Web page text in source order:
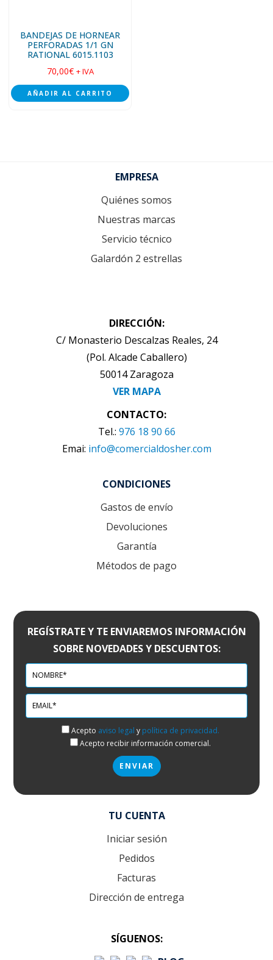
BANDEJAS DE HORNEAR
PERFORADAS 1/1 GN
RATIONAL 6015.1103
70,00€ + IVA
AÑADIR AL CARRITO
EMPRESA
Quiénes somos
Nuestras marcas
Servicio técnico
Galardón 2 estrellas
DIRECCIÓN:
C/ Monasterio Descalzas Reales, 24
(Pol. Alcade Caballero)
50014 Zaragoza
VER MAPA
CONTACTO:
Tel.: 976 18 90 66
Emai: info@comercialdosher.com
CONDICIONES
Gastos de envío
Devoluciones
Garantía
Métodos de pago
REGÍSTRATE Y TE ENVIAREMOS INFORMACIÓN
SOBRE NOVEDADES Y DESCUENTOS:
Acepto aviso legal y política de privacidad.
Acepto recibir información comercial.
TU CUENTA
Iniciar sesión
Pedidos
Facturas
Dirección de entrega
SÍGUENOS: